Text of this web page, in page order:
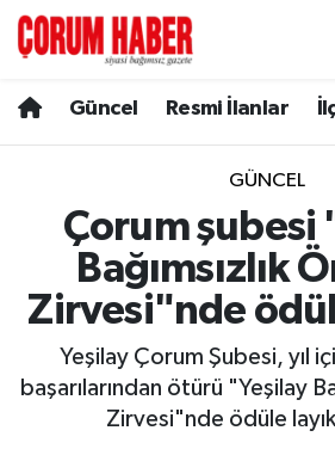
Güncel Resmi İlanlar
GÜNCEL
Çorum şubesi
Bağımsızlık
Zirvesi"nde
Yeşilay Çorum Şubesi, yıl
başarılarından ötürü "Yeşilay
Zirvesi"nde ödüle
Spor
Resmi İlanlar
Alaca
Boğazkale
Hava Durumu
Çorum Namaz Vakitleri
Trafik Durumu
Tüm Manşetler